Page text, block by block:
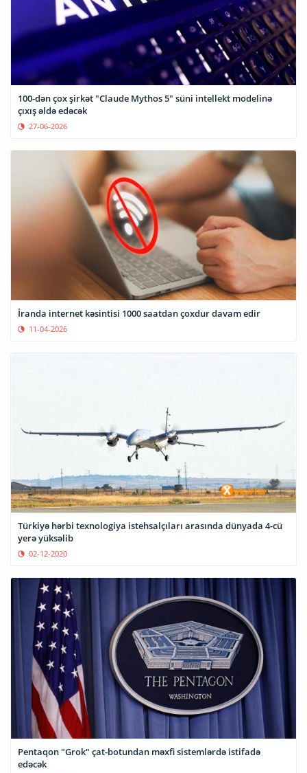
100-dən çox şirkət "Claude Mythos 5" süni intellekt modelinə
çıxış əldə edəcək
27-06-2026
İranda internet kəsintisi 1000 saatdan çoxdur davam edir
11-04-2026
Türkiyə hərbi texnologiya istehsalçıları arasında dünyada 4-cü
yerə yüksəlib
02-12-2020
Pentaqon "Grok" çat-botundan məxfi sistemlərdə istifadə
edəcək